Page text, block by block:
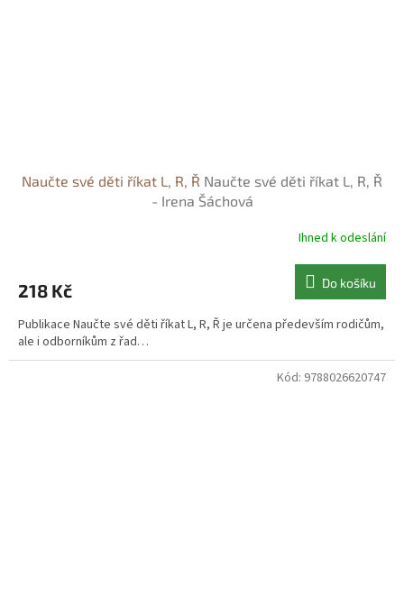
Naučte své děti říkat L, R, Ř Naučte své děti říkat L, R, Ř
- Irena Šáchová
Ihned k odeslání
218 Kč Do košíku
Publikace Naučte své děti říkat L, R, Ř je určena především rodičům,
ale i odborníkům z řad…
Kód: 9788026620747